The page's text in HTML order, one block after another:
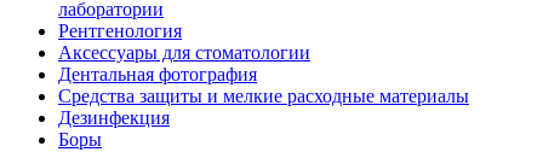
лаборатории
Рентгенология
Аксессуары для стоматологии
Дентальная фотография
Средства защиты и мелкие расходные материалы
Дезинфекция
Боры